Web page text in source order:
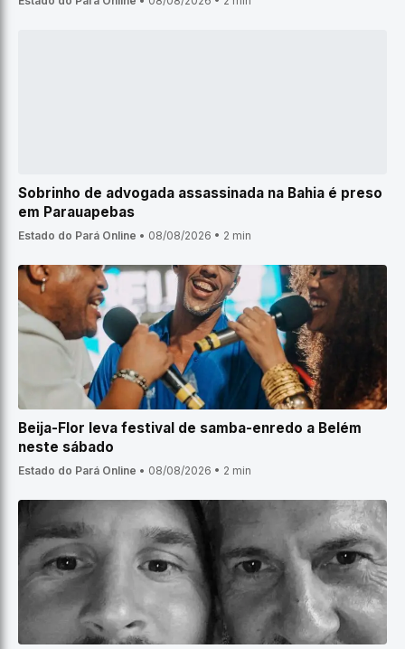
Sobrinho de advogada assassinada na Bahia é preso
em Parauapebas
Estado do Pará Online • 08/08/2026 • 2 min
Beija-Flor leva festival de samba-enredo a Belém
neste sábado
Estado do Pará Online • 08/08/2026 • 2 min